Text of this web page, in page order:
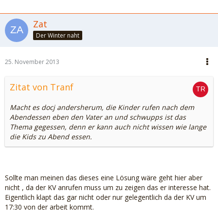
Zat
Der Winter naht
25. November 2013
Zitat von Tranf
Macht es docj andersherum, die Kinder rufen nach dem
Abendessen eben den Vater an und schwupps ist das
Thema gegessen, denn er kann auch nicht wissen wie lange
die Kids zu Abend essen.
Sollte man meinen das dieses eine Lösung wäre geht hier aber
nicht , da der KV anrufen muss um zu zeigen das er interesse hat.
Eigentlich klapt das gar nicht oder nur gelegentlich da der KV um
17:30 von der arbeit kommt.